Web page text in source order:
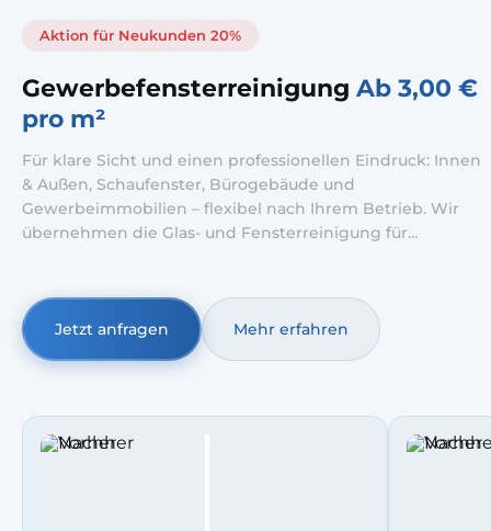
Aktion für Neukunden 20%
Gewerbefensterreinigung Ab 3,00 €
pro m²
Für klare Sicht und einen professionellen Eindruck: Innen
& Außen, Schaufenster, Bürogebäude und
Gewerbeimmobilien – flexibel nach Ihrem Betrieb. Wir
übernehmen die Glas- und Fensterreinigung für
Lagen. Wir arbeiten abgestimmt auf Öffnungszeiten und
Betriebsabläufe, damit Teams, Kundenverkehr und
Abläufe möglichst ungestört bleiben.
Jetzt anfragen Mehr erfahren